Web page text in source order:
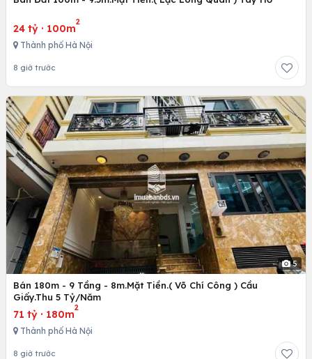
24 tỷ · 100m
2
Thành phố Hà Nội
8 giờ trước
5
Bán 180m - 9 Tầng - 8m.Mặt Tiền.( Võ Chí Công ) Cầu
Giấy.Thu 5 Tỷ/Năm
71 tỷ · 180m
2
Thành phố Hà Nội
8 giờ trước